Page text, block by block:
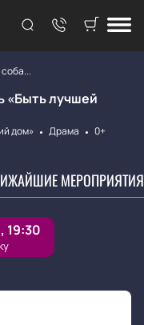
«Быть лучшей
дом» Драма
0+
МЕРОПРИЯТИЯ